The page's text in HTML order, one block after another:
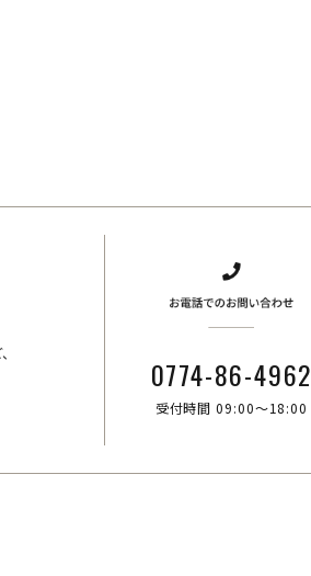
0774-86-4962
受付時間 09:00～18:00